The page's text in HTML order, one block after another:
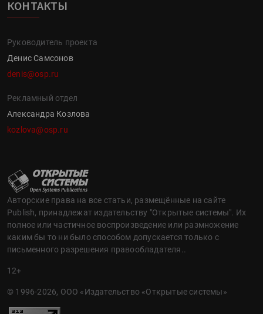
КОНТАКТЫ
Руководитель проекта
Денис Самсонов
denis@osp.ru
Рекламный отдел
Александра Козлова
kozlova@osp.ru
Авторские права на все статьи, размещённые на сайте
Publish, принадлежат издательству "Открытые системы". Их
полное или частичное воспроизведение или размножение
каким бы то ни было способом допускается только с
письменного разрешения правообладателя..
12+
© 1996-2026, ООО «Издательство «Открытые системы»